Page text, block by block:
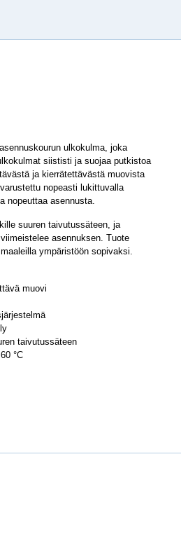
ulkokulma, joka
siististi ja suojaa putkistoa
ja kierrätettävästä muovista
nopeasti lukittuvalla
nopeuttaa asennusta.
suuren taivutussäteen, ja
asennuksen. Tuote
ympäristöön sopivaksi.
muovi
taivutussäteen
°C